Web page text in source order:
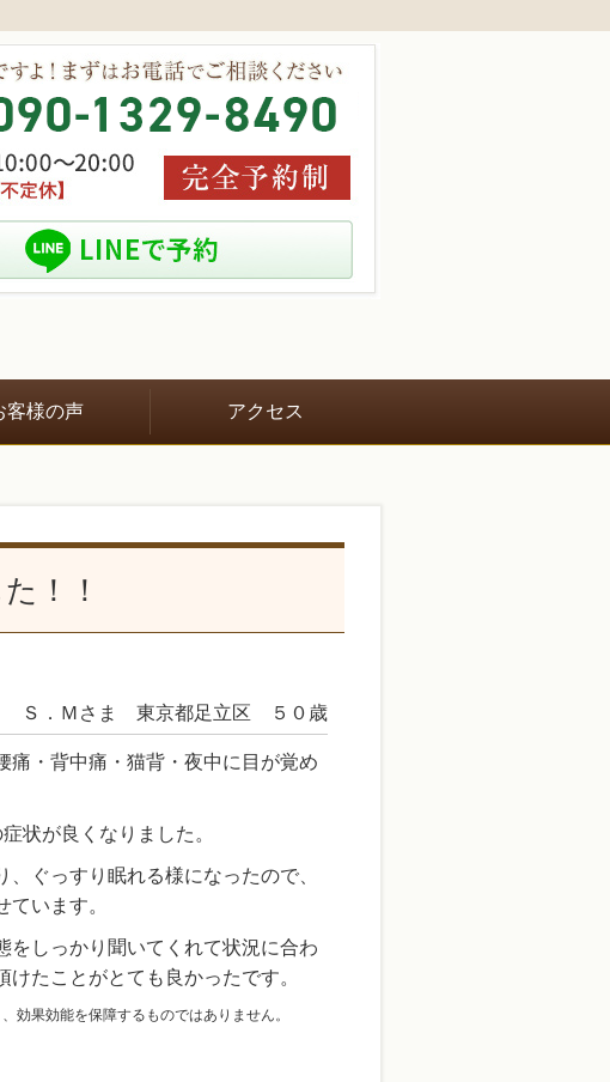
客様の声 アクセス
！！
Ｓ．Ｍさま 東京都足立区 ５０歳
痛・背中痛・猫背・夜中に目が覚め
状が良くなりました。
、ぐっすり眠れる様になったので、
ています。
をしっかり聞いてくれて状況に合わ
けたことがとても良かったです。
効果効能を保障するものではありません。